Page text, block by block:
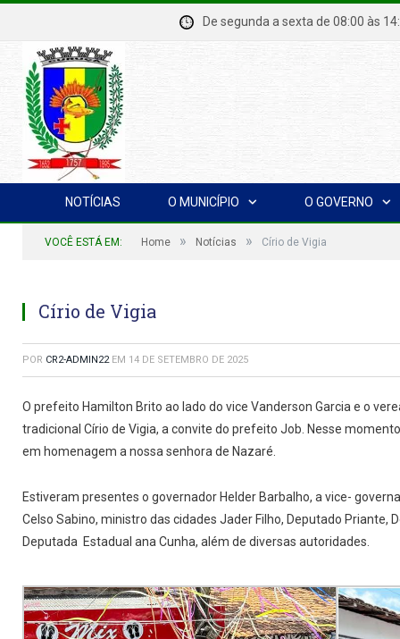
De segunda a sexta de 08:00
NOTÍCIAS O MUNICÍPIO O GOVERNO
VOCÊ ESTÁ EM: Home » Notícias » Círio de Vigia
Círio de Vigia
POR CR2-ADMIN22 EM 14 DE SETEMBRO DE 2025
O prefeito Hamilton Brito ao lado do vice Vanderson Garcia e o
tradicional Círio de Vigia, a convite do prefeito Job. Nesse
em homenagem a nossa senhora de Nazaré.
Estiveram presentes o governador Helder Barbalho, a vice-
Celso Sabino, ministro das cidades Jader Filho, Deputado Priante,
Deputada Estadual ana Cunha, além de diversas autoridades.